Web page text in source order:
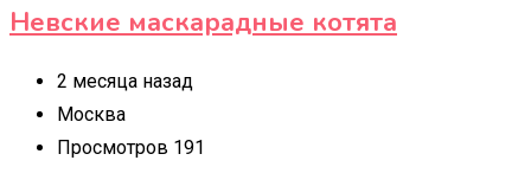
Невские маскарадные котята
2 месяца назад
Москва
Просмотров 191